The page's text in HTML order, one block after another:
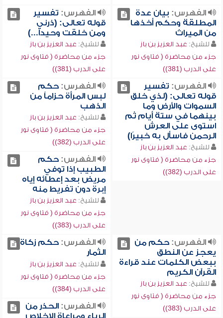
الفهرس: بيان عدة
المطلقة وحكم أخذها
من الميراث
للشيخ: عبد العزيز بن باز
جزء من محاضرة ( فتاوى نور
على الدرب (381))
الفهرس: تفسير
قوله تعالى: (ذرني
ومن خلقت وحيداً...)
للشيخ: عبد العزيز بن باز
جزء من محاضرة ( فتاوى نور
على الدرب (381))
الفهرس: تفسير
قوله تعالى: (لذي خلق
السموات والأرض وما
بينهما في ستة أيام ثم
استوى على العرش
الرحمن فاسأل به خبيرًا)
للشيخ: عبد العزيز بن باز
جزء من محاضرة ( فتاوى نور
على الدرب (382))
الفهرس:حكم
لبس المرأة حزاماً من
الذهب
للشيخ: عبد العزيز بن باز
جزء من محاضرة ( فتاوى نور
على الدرب (382))
الفهرس:حكم
الطبيب إذا توفي
مريض بعد إعطائه إياه
إبرة دون تفريط منه
للشيخ: عبد العزيز بن باز
جزء من محاضرة ( فتاوى نور
على الدرب (383))
الفهرس:حكم من
يعجز عن النطق
ببعض الكلمات عند قراءة
القرآن الكريم
للشيخ: عبد العزيز بن باز
جزء من محاضرة ( فتاوى نور
على الدرب (383))
الفهرس:حكم زكاة
الثمار
للشيخ: عبد العزيز بن باز
جزء من محاضرة ( فتاوى نور
على الدرب (384))
الفهرس:الحذر من
الرياء ومراعاة الإخلاص